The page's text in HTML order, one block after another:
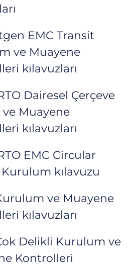
EMC Transit
ve Muayene
kılavuzları
Dairesel Çerçeve
Muayene
kılavuzları
EMC Circular
kılavuzu
ve Muayene
kılavuzları
Delikli Kurulum ve
Kontrolleri